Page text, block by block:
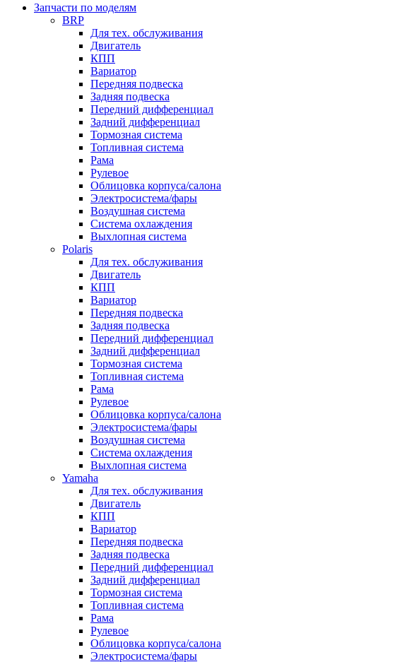
Запчасти по моделям
BRP
Для тех. обслуживания
Двигатель
КПП
Вариатор
Передняя подвеска
Задняя подвеска
Передний дифференциал
Задний дифференциал
Тормозная система
Топливная система
Рама
Рулевое
Облицовка корпуса/салона
Электросистема/фары
Воздушная система
Система охлаждения
Выхлопная система
Polaris
Для тех. обслуживания
Двигатель
КПП
Вариатор
Передняя подвеска
Задняя подвеска
Передний дифференциал
Задний дифференциал
Тормозная система
Топливная система
Рама
Рулевое
Облицовка корпуса/салона
Электросистема/фары
Воздушная система
Система охлаждения
Выхлопная система
Yamaha
Для тех. обслуживания
Двигатель
КПП
Вариатор
Передняя подвеска
Задняя подвеска
Передний дифференциал
Задний дифференциал
Тормозная система
Топливная система
Рама
Рулевое
Облицовка корпуса/салона
Электросистема/фары